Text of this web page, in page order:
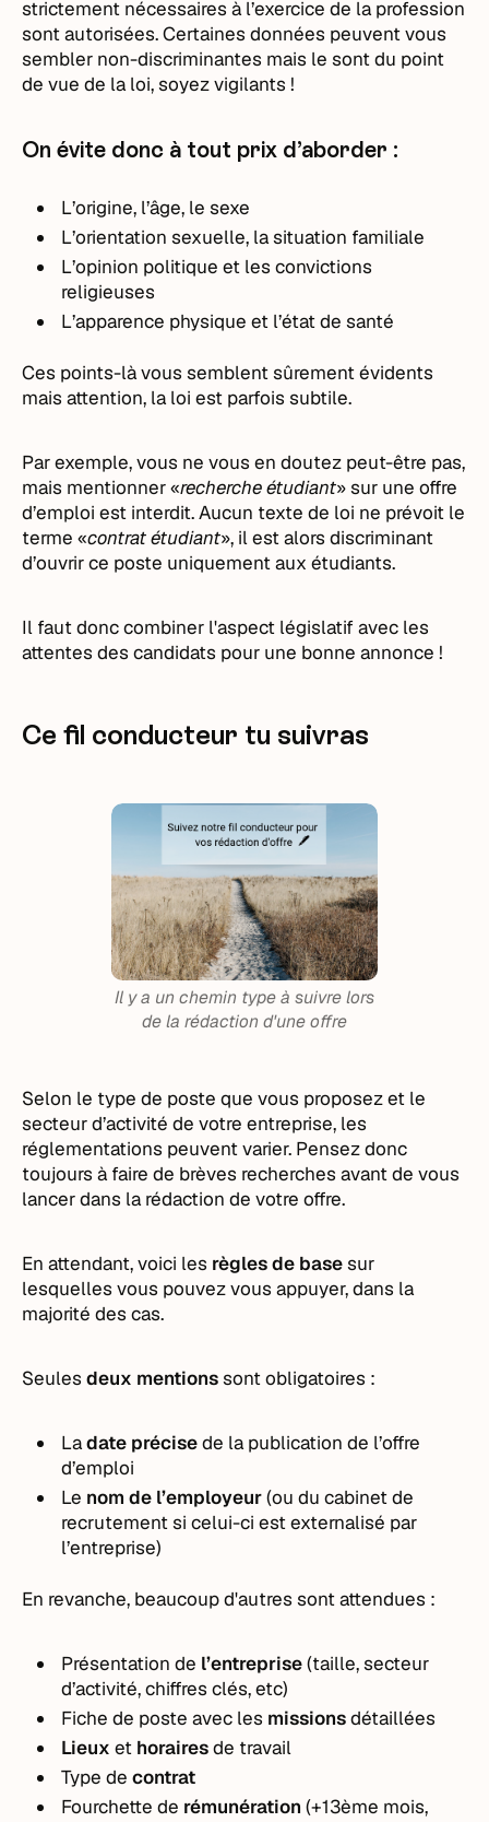
strictement nécessaires à l’exercice de la profession
sont autorisées. Certaines données peuvent vous
sembler non-discriminantes mais le sont du point
de vue de la loi, soyez vigilants !
On évite donc à tout prix d’aborder :
L’origine, l’âge, le sexe
L’orientation sexuelle, la situation familiale
L’opinion politique et les convictions
religieuses
L’apparence physique et l’état de santé
Ces points-là vous semblent sûrement évidents
mais attention, la loi est parfois subtile.
Par exemple, vous ne vous en doutez peut-être pas,
mais mentionner «recherche étudiant» sur une offre
d’emploi est interdit. Aucun texte de loi ne prévoit le
terme «contrat étudiant», il est alors discriminant
d’ouvrir ce poste uniquement aux étudiants.
Il faut donc combiner l'aspect législatif avec les
attentes des candidats pour une bonne annonce !
Ce fil conducteur tu suivras
Il y a un chemin type à suivre lors
de la rédaction d'une offre
Selon le type de poste que vous proposez et le
secteur d’activité de votre entreprise, les
réglementations peuvent varier. Pensez donc
toujours à faire de brèves recherches avant de vous
lancer dans la rédaction de votre offre.
En attendant, voici les règles de basesur
lesquelles vous pouvez vous appuyer, dans la
majorité des cas.
Seulesdeux mentionssont obligatoires :
Ladate précisede la publication de l’offre
d’emploi
Le nom de l’employeur(ou du cabinet de
recrutement si celui-ci est externalisé par
l’entreprise)
En revanche, beaucoup d'autres sont attendues :
Présentation de l’entreprise(taille, secteur
d’activité, chiffres clés, etc)
Fiche de poste avec les missionsdétaillées
Lieuxet horairesde travail
Type decontrat
Fourchette de rémunération(+13ème mois,